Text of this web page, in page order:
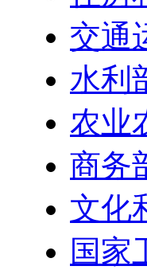
交通
水利
农业
商务
文化
国家